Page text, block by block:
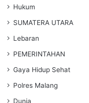
Hukum
SUMATERA UTARA
Lebaran
PEMERINTAHAN
Gaya Hidup Sehat
Polres Malang
Dunia